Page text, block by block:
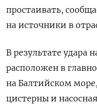
простаивать,
на источники в
В результате удара
расположен в
на Балтийском
цистерны и